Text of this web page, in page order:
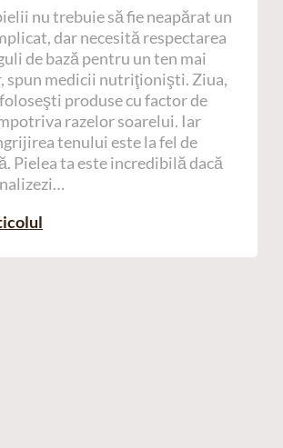
nu trebuie să fie neapărat un
dar necesită respectarea
de bază pentru un ten mai
spun medicii nutriţionişti. Ziua,
produse cu factor de
razelor soarelui. Iar
tenului este la fel de
Pielea ta este incredibilă dacă